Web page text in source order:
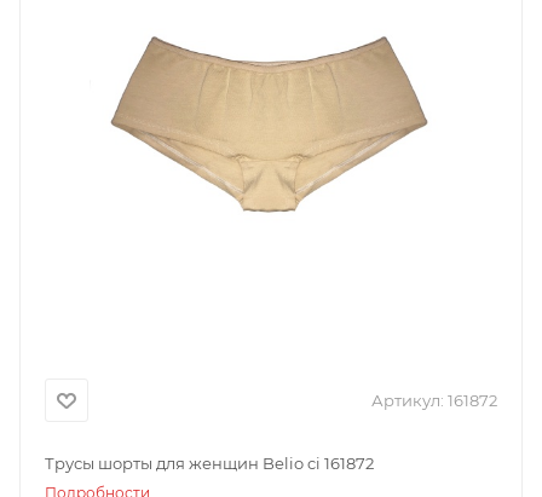
Артикул: 161872
Трусы шорты для женщин Belio ci 161872
Подробности